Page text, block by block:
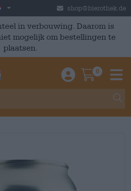
Nederland shop@bierothek.de
in verbouwing. Daarom is
mogelijk om bestellingen te
plaatsen.
Einloggen /
0